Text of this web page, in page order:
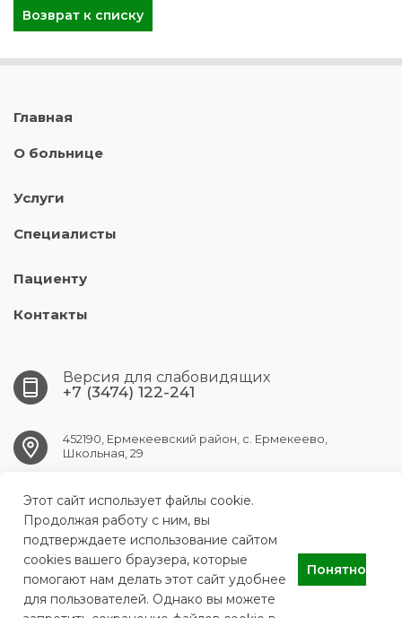
Возврат к списку
Главная
О больнице
Услуги
Специалисты
Пациенту
Контакты
Версия для слабовидящих
+7 (3474) 122-241
452190, Ермекеевский район, с. Ермекеево,
Школьная, 29
ermekeev.crb@doctorrb.ru
ГБУЗ РБ Ермекеевская ЦРБ
Этот сайт использует файлы cookie.
Продолжая работу с ним, вы
подтверждаете использование сайтом
cookies вашего браузера, которые
помогают нам делать этот сайт удобнее
для пользователей. Однако вы можете
Понятно